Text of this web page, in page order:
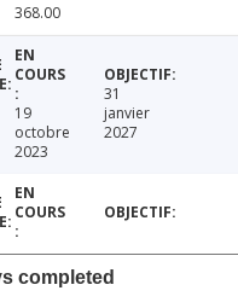
368.00
19
octobre
2023
31
janvier
2027
completed